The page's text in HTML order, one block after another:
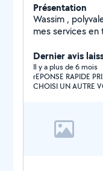
Présentation
Wassim ,
mes services en
Merci a vous.
Dernier avis
Il y a plus de 6 mois
rEPONSE RAPIDE
CHOISI UN AUTRE